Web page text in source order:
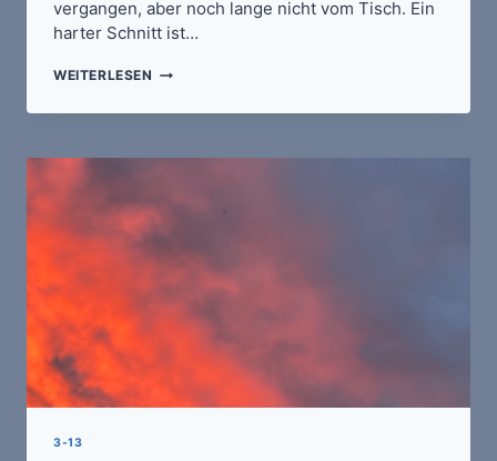
vergangen, aber noch lange nicht vom Tisch. Ein
harter Schnitt ist…
WEITERLESEN NOCH
ERLEBT
3-13